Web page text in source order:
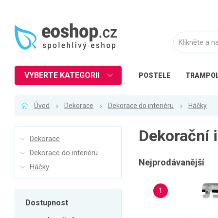
POSTELE
VYBERTE KATEGORII
Koupelna
Úvod Dekorace Dekorace do interiéru Háčky
Dekorace
Dekorace do interiéru
Háčky
Dostupnost
Dekorační
Nejprodávanější
1